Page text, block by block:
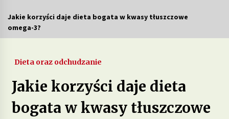
cellulitem?
Jakie są zalety stosowania diety opartej na
produktach pełnoziarnistych?
1 miesiąc ago
Jakie korzyści daje dieta bogata w kwasy tłuszczowe
omega-3?
Dieta oraz odchudzanie
Jakie korzyści daje dieta
bogata w kwasy tłuszczowe